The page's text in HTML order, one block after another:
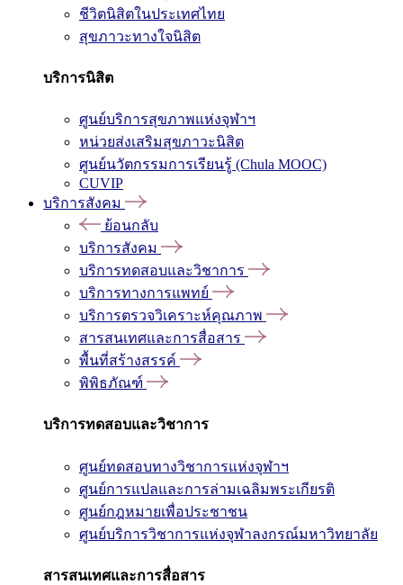
ชีวิตนิสิตในประเทศไทย
สุขภาวะทางใจนิสิต
บริการนิสิต
ศูนย์บริการสุขภาพแห่งจุฬาฯ
หน่วยส่งเสริมสุขภาวะนิสิต
ศูนย์นวัตกรรมการเรียนรู้ (Chula MOOC)
CUVIP
บริการสังคม
ย้อนกลับ
บริการสังคม
บริการทดสอบและวิชาการ
บริการทางการแพทย์
บริการตรวจวิเคราะห์คุณภาพ
สารสนเทศและการสื่อสาร
พื้นที่สร้างสรรค์
พิพิธภัณฑ์
บริการทดสอบและวิชาการ
ศูนย์ทดสอบทางวิชาการแห่งจุฬาฯ
ศูนย์การแปลและการล่ามเฉลิมพระเกียรติ
ศูนย์กฎหมายเพื่อประชาชน
ศูนย์บริการวิชาการแห่งจุฬาลงกรณ์มหาวิทยาลัย
สารสนเทศและการสื่อสาร